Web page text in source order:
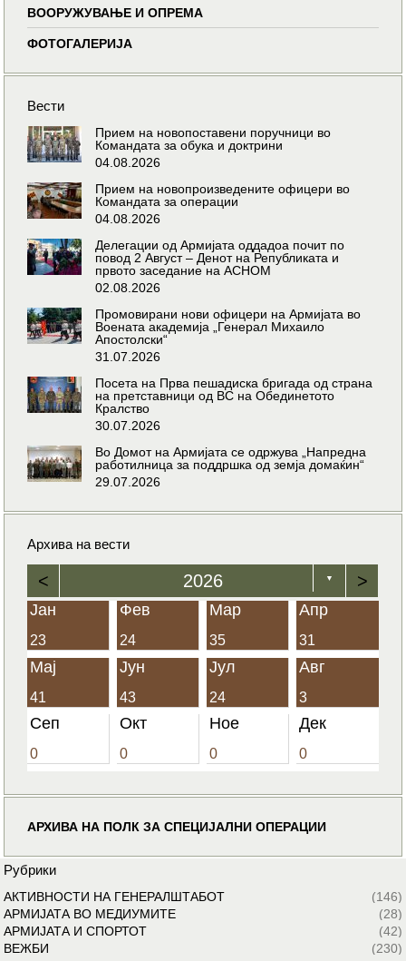
ВООРУЖУВАЊЕ И ОПРЕМА
ФОТОГАЛЕРИЈА
Вести
Прием на новопоставени поручници во
Командата за обука и доктрини
04.08.2026
Прием на новопроизведените офицери во
Командата за операции
04.08.2026
Делегации од Армијата оддадоа почит по
повод 2 Август – Денот на Републиката и
првото заседание на АСНОМ
02.08.2026
Промовирани нови офицери на Армијата во
Воената академија „Генерал Михаило
Апостолски“
31.07.2026
Посета на Прва пешадиска бригада од страна
на претставници од ВС на Обединетото
Кралство
30.07.2026
Во Домот на Армијата се одржува „Напредна
работилница за поддршка од земја домаќин“
29.07.2026
Архива на вести
< 2026 ▼ >
Јан
23
Фев
24
Мар
35
Апр
31
Мај
41
Јун
43
Јул
24
Авг
3
Сеп
0
Окт
0
Ное
0
Дек
0
АРХИВА НА ПОЛК ЗА СПЕЦИЈАЛНИ ОПЕРАЦИИ
Рубрики
АКТИВНОСТИ НА ГЕНЕРАЛШТАБОТ
(146)
АРМИЈАТА ВО МЕДИУМИТЕ
(28)
АРМИЈАТА И СПОРТОТ
(42)
ВЕЖБИ
(230)